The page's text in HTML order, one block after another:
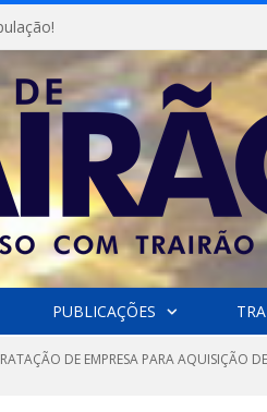
PUBLICAÇÕES
DE EMPRESA PARA AQUISIÇÃO